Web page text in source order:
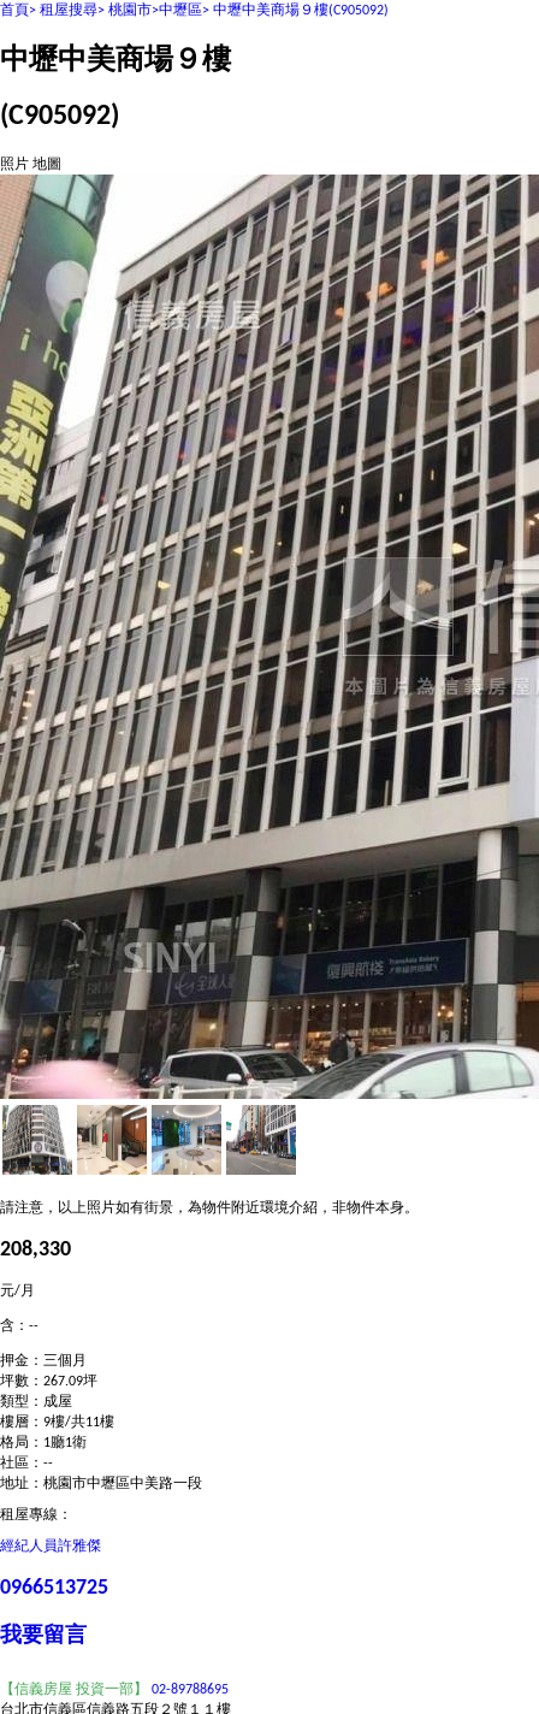
首頁> 租屋搜尋> 桃園市>中壢區> 中壢中美商場９樓(C905092)
中壢中美商場９樓
(C905092)
照片 地圖
請注意，以上照片如有街景，為物件附近環境介紹，非物件本身。
208,330
元/月
含：--
押金：三個月
坪數：267.09坪
類型：成屋
樓層：9樓/共11樓
格局：1廳1衛
社區：--
地址：桃園市中壢區中美路一段
租屋專線：
經紀人員許雅傑
0966513725
我要留言
【信義房屋 投資一部】 02-89788695
台北市信義區信義路五段２號１１樓